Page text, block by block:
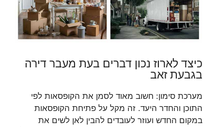
כיצד לארוז נכון דברים בעת מעבר דירה
בגבעת זאב
מערכת סימון: חשוב מאוד לסמן את הקופסאות לפי
התוכן והחדר היעד. זה מקל על פתיחת הקופסאות
במקום החדש ועוזר לעובדים להבין לאן לשים את